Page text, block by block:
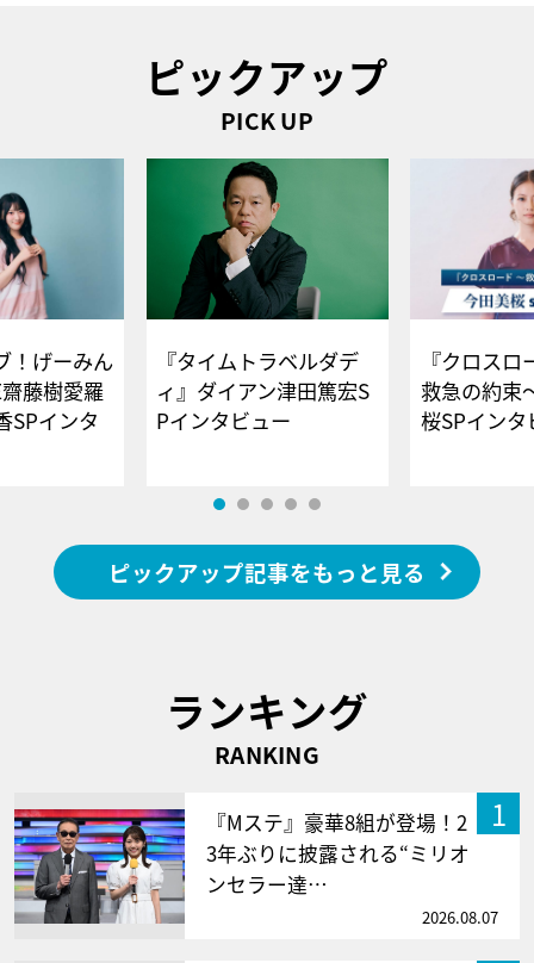
ピックアップ
PICK UP
！げーみん
藤樹愛羅
SPインタ
『タイムトラベルダデ
ィ』ダイアン津田篤宏S
Pインタビュー
『クロス
救急の約束
桜SPイ
ピックアップ記事をもっと見る
ランキング
RANKING
1
『Mステ』豪華8組が登場！2
3年ぶりに披露される“ミリオ
ンセラー達…
2026.08.07